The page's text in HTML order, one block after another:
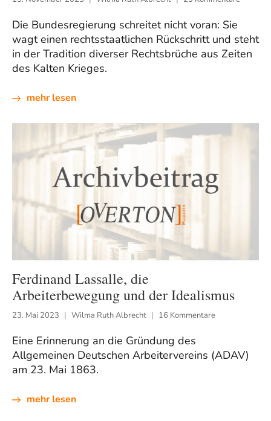
Die Bundesregierung schreitet nicht voran: Sie
wagt einen rechtsstaatlichen Rückschritt und steht
in der Tradition diverser Rechtsbrüche aus Zeiten
des Kalten Krieges.
mehr lesen
Ferdinand Lassalle, die
Arbeiterbewegung und der Idealismus
23. Mai 2023 Wilma Ruth Albrecht 16 Kommentare
Eine Erinnerung an die Gründung des
Allgemeinen Deutschen Arbeitervereins (ADAV)
am 23. Mai 1863.
mehr lesen